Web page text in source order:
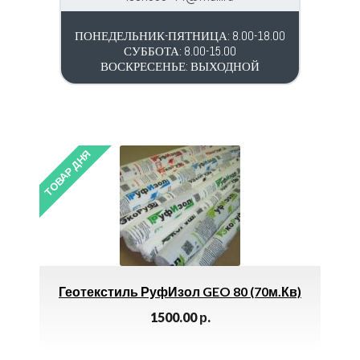
ПОНЕДЕЛЬНИК-ПЯТНИЦА: 8.00-18.00
СУББОТА: 8.00-15.00
ВОСКРЕСЕНЬЕ: ВЫХОДНОЙ
ТОВАР ДНЯ
Геотекстиль РуфИзол GEO 80 (70м.кв)
1500.00р.